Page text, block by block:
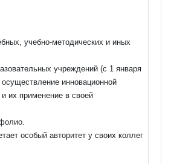
учебно-методических и иных
учреждений (с 1 января
инновационной
и их применение в своей
особый авторитет у своих коллег